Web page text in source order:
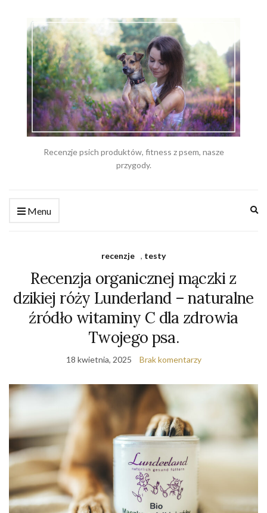
Recenzje psich produktów, fitness z psem, nasze
przygody.
Menu
recenzje , testy
Recenzja organicznej mączki z
dzikiej róży Lunderland – naturalne
źródło witaminy C dla zdrowia
Twojego psa.
18 kwietnia, 2025 Brak komentarzy